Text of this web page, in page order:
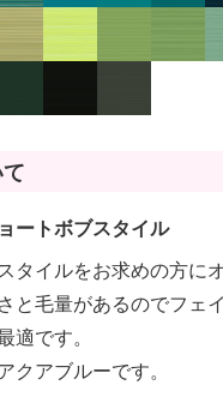
ートボブスタイル
タイルをお求めの方に
と毛量があるのでフェ
適です。
クアブルーです。